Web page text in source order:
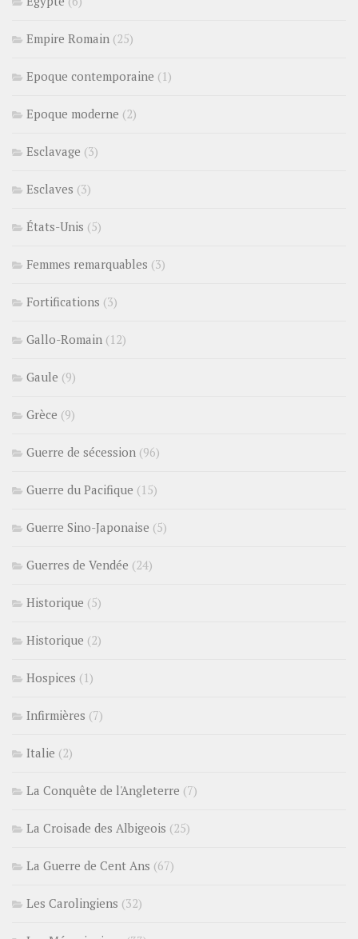
Empire Romain (25)
Epoque contemporaine (1)
Epoque moderne (2)
Esclavage (3)
Esclaves (3)
États-Unis (5)
Femmes remarquables (3)
Fortifications (3)
Gallo-Romain (12)
Gaule (9)
Grèce (9)
Guerre de sécession (96)
Guerre du Pacifique (15)
Guerre Sino-Japonaise (5)
Guerres de Vendée (24)
Historique (5)
Historique (2)
Hospices (1)
Infirmières (7)
Italie (2)
La Conquête de l'Angleterre (7)
La Croisade des Albigeois (25)
La Guerre de Cent Ans (67)
Les Carolingiens (32)